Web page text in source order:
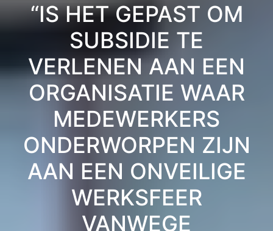
“IS HET GEPAST OM
SUBSIDIE TE
VERLENEN AAN EEN
ORGANISATIE WAAR
MEDEWERKERS
ONDERWORPEN ZIJN
AAN EEN ONVEILIGE
WERKSFEER
VANWEGE